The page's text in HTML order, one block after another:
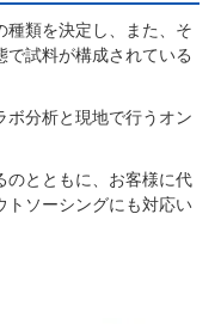
種類を決定し、また、そ
試料が構成されている
ボ分析と現地で行うオン
のとともに、お客様に代
トソーシングにも対応い